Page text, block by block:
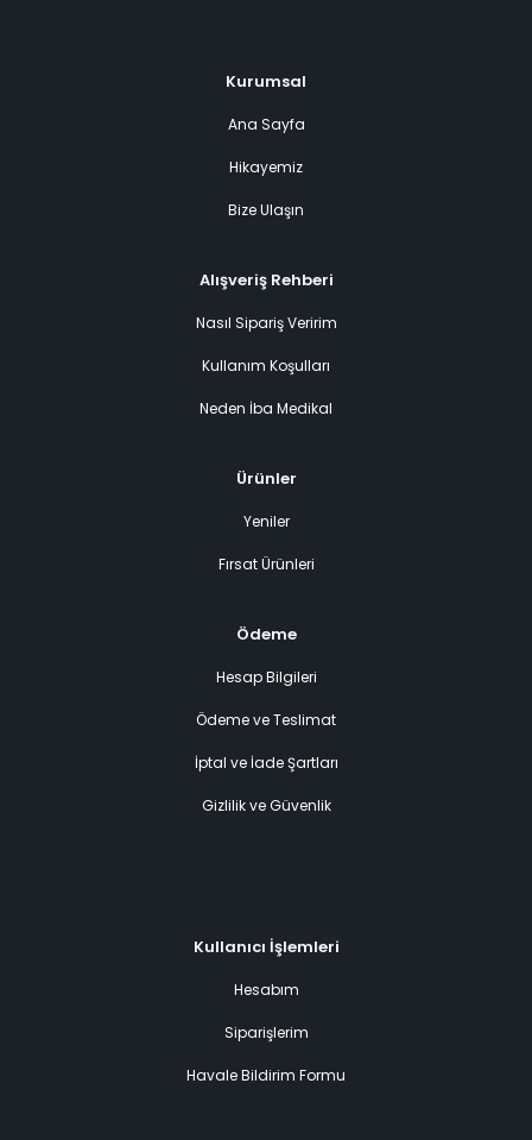
Kurumsal
Ana Sayfa
Hikayemiz
Bize Ulaşın
Alışveriş Rehberi
Nasıl Sipariş Veririm
Kullanım Koşulları
Neden İba Medikal
Ürünler
Yeniler
Fırsat Ürünleri
Ödeme
Hesap Bilgileri
Ödeme ve Teslimat
İptal ve İade Şartları
Gizlilik ve Güvenlik
Kullanıcı İşlemleri
Hesabım
Siparişlerim
Havale Bildirim Formu